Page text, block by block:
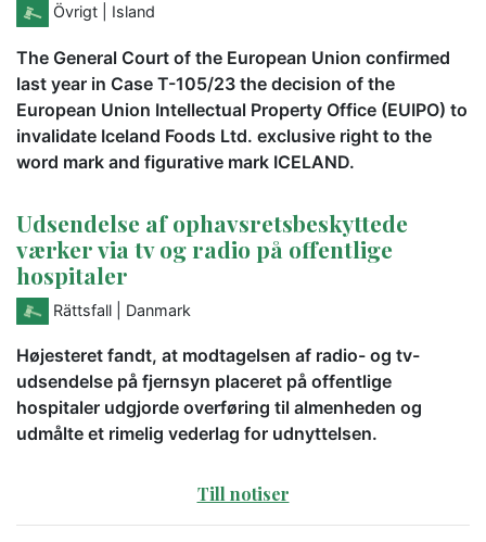
Övrigt | Island
The General Court of the European Union confirmed
last year in Case T-105/23 the decision of the
European Union Intellectual Property Office (EUIPO) to
invalidate Iceland Foods Ltd. exclusive right to the
word mark and figurative mark ICELAND.
Udsendelse af ophavsretsbeskyttede
værker via tv og radio på offentlige
hospitaler
Rättsfall | Danmark
Højesteret fandt, at modtagelsen af radio- og tv-
udsendelse på fjernsyn placeret på offentlige
hospitaler udgjorde overføring til almenheden og
udmålte et rimelig vederlag for udnyttelsen.
Till notiser